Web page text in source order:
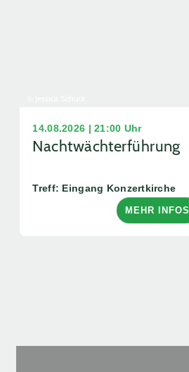
14.08.2026 | 21:00 Uhr
Nachtwächterführung
Treff: Eingang Konzertkirche
MEHR INFOS